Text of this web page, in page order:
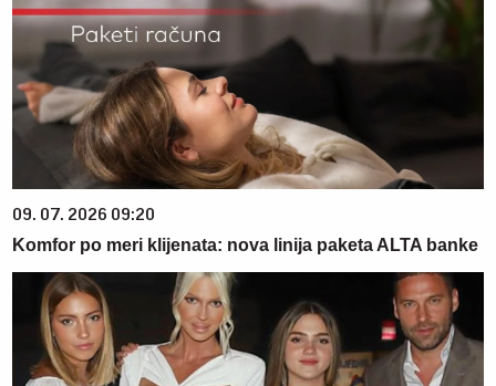
09. 07. 2026 09:20
Komfor po meri klijenata: nova linija paketa ALTA banke